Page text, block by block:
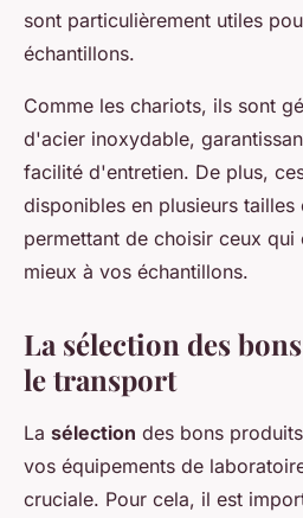
sont particulièrement utiles
échantillons.
Comme les chariots, ils sont
d'acier inoxydable,
facilité d'entretien. De plus,
disponibles en plusieurs
permettant de choisir ceux qui
mieux à vos échantillons.
La sélection des
le transport
La sélection des bons
vos équipements de
cruciale. Pour cela, il est